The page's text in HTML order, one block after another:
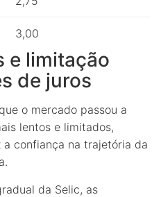
3,00
e limitação
de juros
o mercado passou a
lentos e limitados,
confiança na trajetória da
da Selic, as